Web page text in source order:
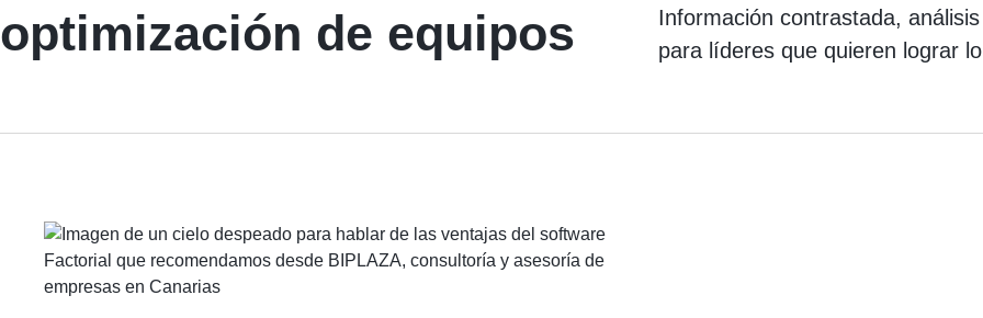
optimización de equipos
Información contrastada,
para líderes que quieren lograr